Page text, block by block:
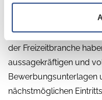
Haben wir Ihr Interesse
abwechslungsreichen
der Freizeitbranche
aussagekräftigen und
Bewerbungsunterlagen
nächstmöglichen